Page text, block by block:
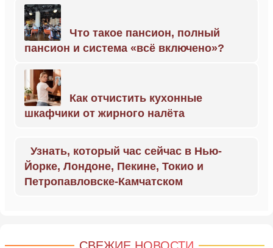
Что такое пансион, полный
пансион и система «всё включено»?
Как отчистить кухонные
шкафчики от жирного налёта
Узнать, который час сейчас в Нью-
Йорке, Лондоне, Пекине, Токио и
Петропавловске-Камчатском